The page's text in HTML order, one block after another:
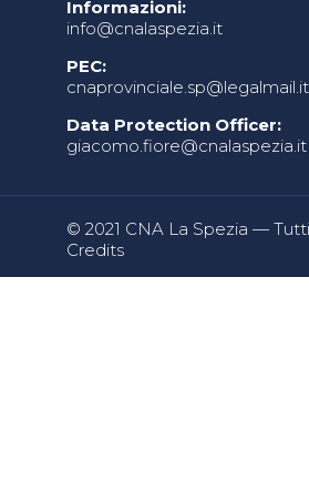
Informazioni:
info@cnalaspezia.it
PEC:
cnaprovinciale.sp@legalmail.it
Data Protection Officer:
giacomo.fiore@cnalaspezia.it
© 2021 CNA La Spezia —
Credits